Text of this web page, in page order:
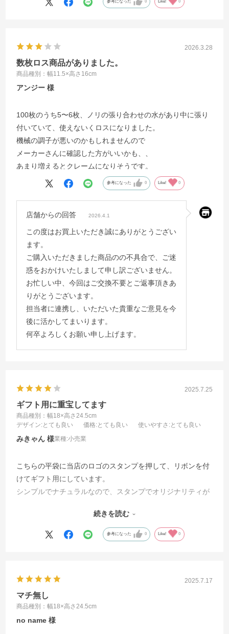
参考になった 0 Like! 0
2026.3.28
数枚ロス商品がありました。
商品種別：幅11.5×高さ16cm
アンジー
100枚のうち5〜6枚、ノリの張り合わせの水があり中に張り
付いていて、使えないくロスになりました。
機械の調子が悪いのかもしれませんので
メーカーさんに確認した方がいいかも、、
あまり増えるとクレームになりそうです。
参考になった 0 Like! 0
店舗からの回答 2026.4.1
この度はお買上いただき誠にありがとうござい
ます。
ご購入いただきました商品のの不具合で、ご迷
惑をおかけいたしまして申し訳ございません。
お忙しい中、今回はご交換不要とご返事頂きあ
りがとうございます。
担当者に連携し、いただいた貴重なご意見を今
後に活かしてまいります。
何卒よろしくお願い申し上げます。
2025.7.25
ギフト用に重宝してます
商品種別：幅18×高さ24.5cm
デザイン:とても良い 価格:とても良い 使いやすさ :とても良い
みきゃん 業種:小売業
こちらの平袋に当店のロゴのスタンプを押して、リボンを付
けてギフト用にしています。
シンプルでナチュラルなので、スタンプでオリジナリティが
かっています。欲を言えば未晒しではなく、もう少し明るい
クリーム色のナチュラルカラーが復活したら有難いです。
続きを読む
参考になった 0 Like! 0
2025.7.17
マチ無し
商品種別：幅18×高さ24.5cm
no name